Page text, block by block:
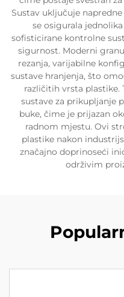
Sustav uključuje
se osigurala
sofisticirane kontrolne
sigurnost. Moderni
rezanja, varijabilne
sustave hranjenja, što
različitih vrsta plastike.
sustave za prikupljanje
buke, čime je prijazan
radnom mjestu. Ovi
plastike nakon
značajno doprinoseći
održivim